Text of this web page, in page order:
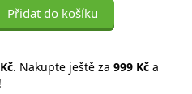
Přidat do košíku
. Nakupte ještě za 999 Kč a
!